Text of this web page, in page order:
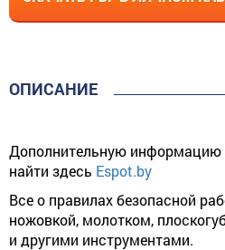
ОПИСАНИЕ
Дополнительную информацию
найти здесь Espot.by
Все о правилах безопасной
ножовкой, молотком,
и другими инструментами.